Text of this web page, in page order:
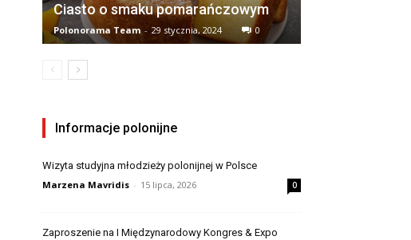
Ciasto o smaku pomarańczowym
Polonorama Team - 29 stycznia, 2024 0
Informacje polonijne
Wizyta studyjna młodzieży polonijnej w Polsce
Marzena Mavridis - 15 lipca, 2026 0
Zaproszenie na I Międzynarodowy Kongres & Expo